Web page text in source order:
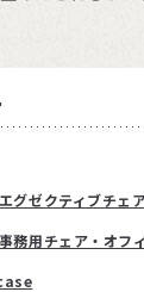
エグゼクティブチェ
事務用チェア・オフ